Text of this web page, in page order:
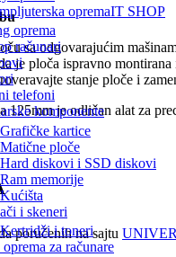
IT SHOP
oprema
računari
telefoni
komponente
Grafičke kartice
Matične ploče
Hard diskovi i SSD diskovi
Ram memorije
Kućišta
i skeneri
Kertridži i toneri
oprema za računare
sa odgovarajućim
je ploča ispravno
stanje ploče i
125mm je odličan alat za
poručenih na sajtu